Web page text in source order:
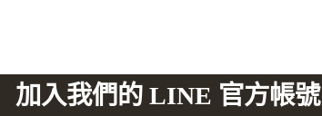
加入我們的 LINE 官方帳號